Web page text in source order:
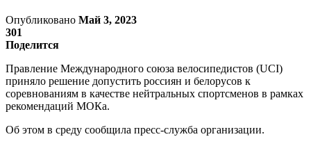
Опубликовано Май 3, 2023
301
Поделится
Правление Международного союза велосипедистов (UCI)
приняло решение допустить россиян и белорусов к
соревнованиям в качестве нейтральных спортсменов в рамках
рекомендаций МОКа.
Об этом в среду сообщила пресс-служба организации.